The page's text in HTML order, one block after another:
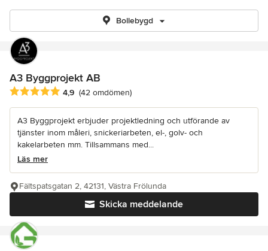
Bollebygd
A3 Byggprojekt AB
Genomsnittligt omdöme: 4.9 av 5 stjärnor
4,9 (42 omdömen)
A3 Byggprojekt erbjuder projektledning och utförande av
tjänster inom måleri, snickeriarbeten, el-, golv- och
kakelarbeten mm. Tillsammans med...
Läs mer
Skicka meddelande
Fältspatsgatan 2, 42131, Västra Frölunda